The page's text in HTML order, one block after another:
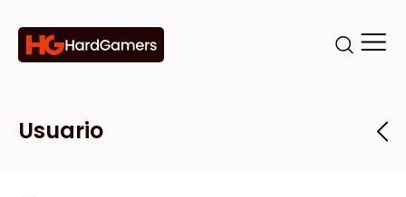
Categorías
Marcas
Tiendas
Usuario